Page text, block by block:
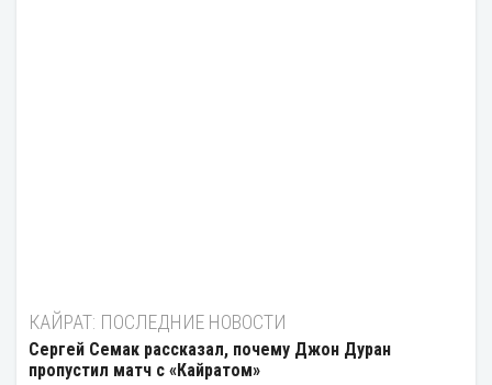
КАЙРАТ: ПОСЛЕДНИЕ НОВОСТИ
Сергей Семак рассказал, почему Джон Дуран
пропустил матч с «Кайратом»